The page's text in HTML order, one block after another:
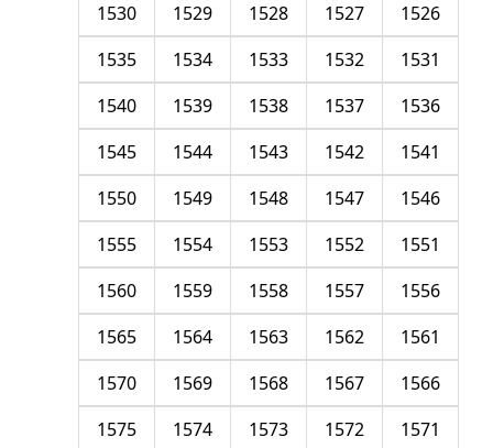
1526
1527
1528
1529
1530
1531
1532
1533
1534
1535
1536
1537
1538
1539
1540
1541
1542
1543
1544
1545
1546
1547
1548
1549
1550
1551
1552
1553
1554
1555
1556
1557
1558
1559
1560
1561
1562
1563
1564
1565
1566
1567
1568
1569
1570
1571
1572
1573
1574
1575